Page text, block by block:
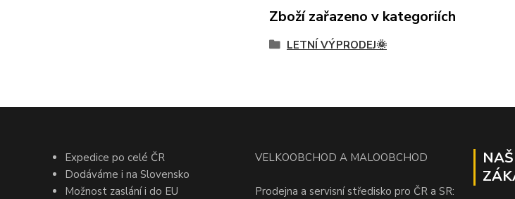
Zboží zařazeno v kategoriích
LETNÍ VÝPRODEJ🌞
Expedice po celé ČR
Dodáváme i na Slovensko
Možnost zaslání i do EU
VELKOOBCHOD A MALOOBCHOD
Prodejna a servisní středisko pro ČR a SR: